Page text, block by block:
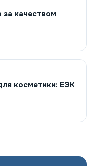
за качеством
косметики: ЕЭК